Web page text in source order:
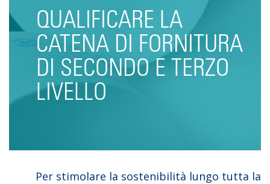
QUALIFICARE LA
CATENA DI FORNITURA
DI SECONDO E TERZO
LIVELLO
Per stimolare la sostenibilità lungo tutta la